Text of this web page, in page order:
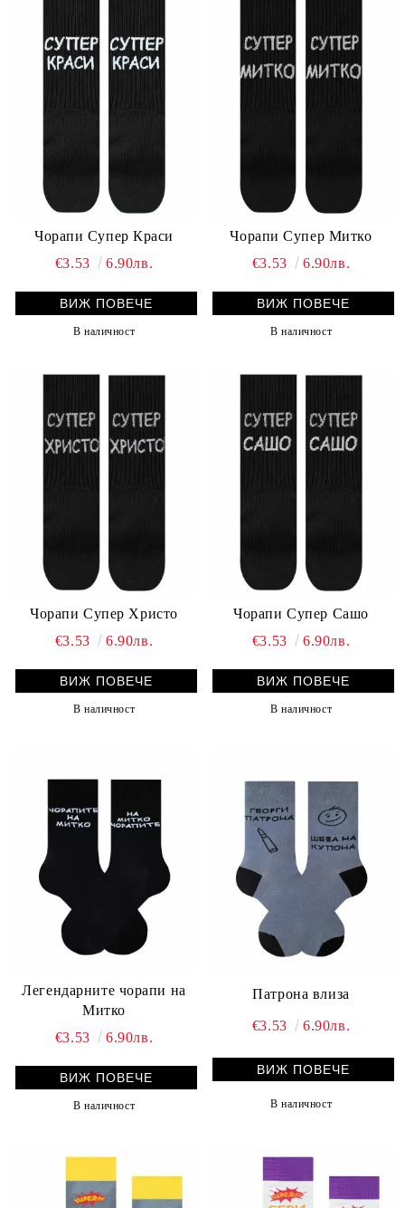
Чорапи Супер Краси
€3.53
6.90лв.
ВИЖ ПОВЕЧЕ
В наличност
Чорапи Супер Митко
€3.53
6.90лв.
ВИЖ ПОВЕЧЕ
В наличност
Чорапи Супер Христо
€3.53
6.90лв.
ВИЖ ПОВЕЧЕ
В наличност
Чорапи Супер Сашо
€3.53
6.90лв.
ВИЖ ПОВЕЧЕ
В наличност
Легендарните чорапи на
Митко
€3.53
6.90лв.
ВИЖ ПОВЕЧЕ
В наличност
Патрона влиза
€3.53 6.90лв.
ВИЖ ПОВЕЧЕ
В наличност